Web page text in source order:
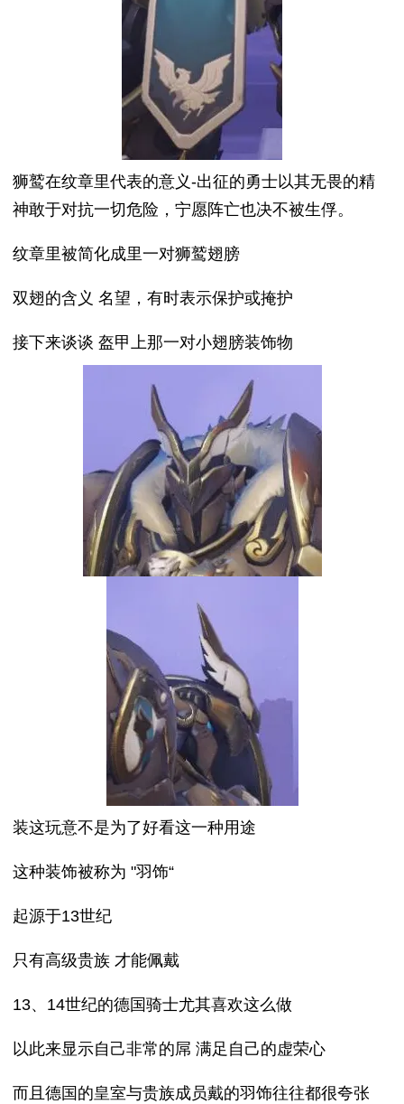
狮鹫在纹章里代表的意义-出征的勇士以其无畏的精
神敢于对抗一切危险，宁愿阵亡也决不被生俘。
纹章里被简化成里一对狮鹫翅膀
双翅的含义 名望，有时表示保护或掩护
接下来谈谈 盔甲上那一对小翅膀装饰物
装这玩意不是为了好看这一种用途
这种装饰被称为 "羽饰“
起源于13世纪
只有高级贵族 才能佩戴
13、14世纪的德国骑士尤其喜欢这么做
以此来显示自己非常的屌 满足自己的虚荣心
而且德国的皇室与贵族成员戴的羽饰往往都很夸张